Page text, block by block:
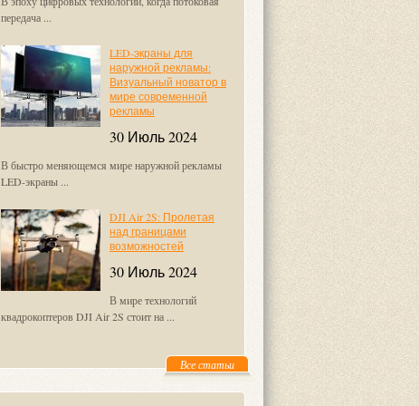
передача ...
LED-экраны для
наружной рекламы:
Визуальный новатор в
мире современной
рекламы
30 Июль 2024
В быстро меняющемся мире наружной рекламы
LED-экраны ...
DJI Air 2S: Пролетая
над границами
возможностей
30 Июль 2024
В мире технологий
квадрокоптеров DJI Air 2S стоит на ...
Все статьи